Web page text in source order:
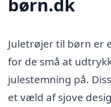
børn.dk
Juletrøjer til børn er
for de små at
julestemning på.
et væld af sjove